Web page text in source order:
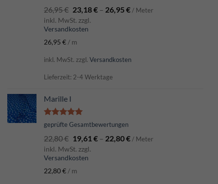
von 5
26,95€ 23,18€– 26,95€ / Meter
inkl. MwSt. zzgl.
Versandkosten
26,95 € / m
inkl. MwSt. zzgl. Versandkosten
Lieferzeit: 2-4 Werktage
Marille I
Bewertet
mit
von 5
geprüfte Gesamtbewertungen
22,80€ 19,61 €– 22,80€ / Meter
inkl. MwSt. zzgl.
Versandkosten
22,80€ / m